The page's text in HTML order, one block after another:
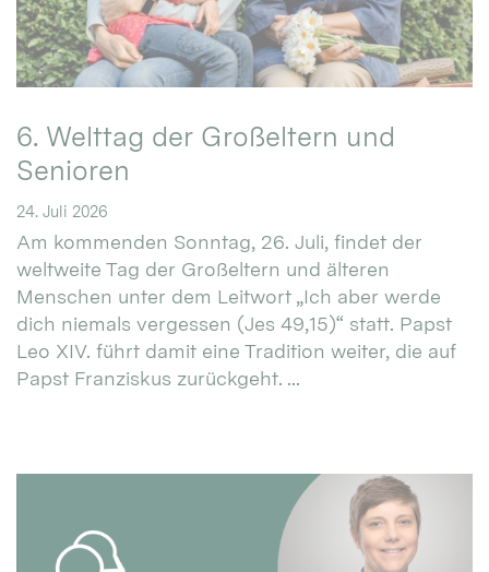
6. Welttag der Großeltern und
Senioren
24. Juli 2026
Am kommenden Sonntag, 26. Juli, findet der
weltweite Tag der Großeltern und älteren
Menschen unter dem Leitwort „Ich aber werde
dich niemals vergessen (Jes 49,15)“ statt. Papst
Leo XIV. führt damit eine Tradition weiter, die auf
Papst Franziskus zurückgeht. ...